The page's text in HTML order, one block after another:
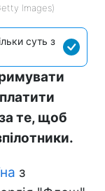
Images)
суть з
те, щоб
з